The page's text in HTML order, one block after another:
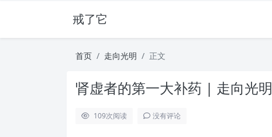
戒了它
首页 走向光明 正文
肾虚者的第一大补药 | 走向光明
109次阅读 没有评论